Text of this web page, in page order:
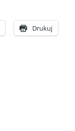
Drukuj